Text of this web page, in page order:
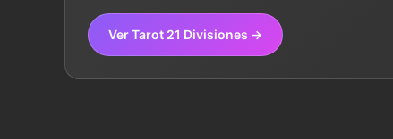
Ver Tarot 21 Divisiones →